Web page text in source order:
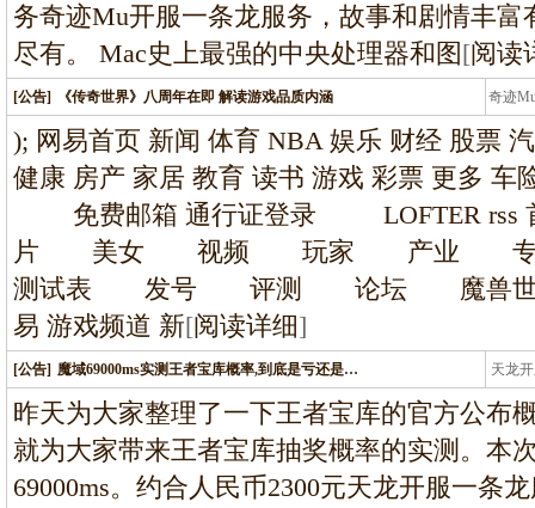
务奇迹Mu开服一条龙服务，故事和剧情丰
尽有。 Mac史上最强的中央处理器和图[阅读
[公告] 《传奇世界》八周年在即 解读游戏品质内涵 奇迹
条
); 网易首页 新闻 体育 NBA 娱乐 财经 股票
健康 房产 家居 教育 读书 游戏 彩票 更多 车
免费邮箱 通行证登录 LOFTER
片 美女 视频 玩家 产业
测试表 发号 评测 论坛 魔兽世
易 游戏频道 新[阅读详细]
[公告] 魔域69000ms实测王者宝库概率,到底是亏还是… 天龙
龙
昨天为大家整理了一下王者宝库的官方公布
就为大家带来王者宝库抽奖概率的实测。本
69000ms。约合人民币2300元天龙开服一条